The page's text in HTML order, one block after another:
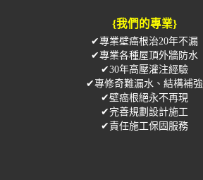
{我們的專業}
✔專業壁癌根治20年不漏
✔專業各種屋頂外牆防水
✔30年高壓灌注經驗
✔專修奇難漏水、結構補強
✔壁癌根絕永不再現
✔完善規劃設計施工
✔責任施工保固服務